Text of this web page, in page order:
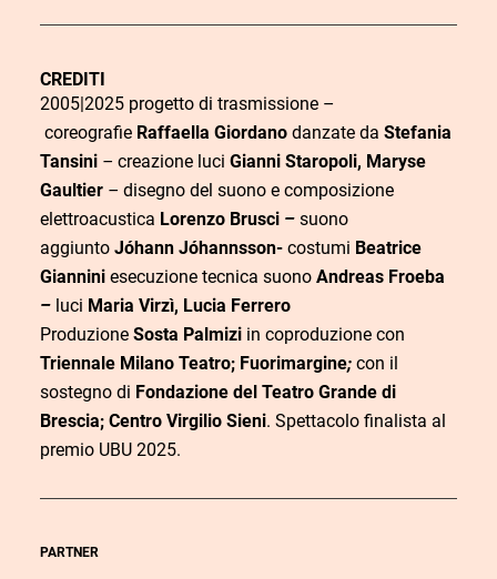
D
a
a
O
r
a
o
s
t
o
n
d
i
a
q
u
i
t
o
CREDITI
2005|2025 progetto di trasmissione –
coreografie Raffaella Giordano danzate da Stefania
Tansini – creazione luci Gianni Staropoli, Maryse
Gaultier – disegno del suono e composizione
elettroacustica Lorenzo Brusci – suono
aggiunto Jóhann Jóhannsson- costumi Beatrice
Giannini esecuzione tecnica suono Andreas Froeba
– luci Maria Virzì, Lucia Ferrero
Produzione Sosta Palmizi in coproduzione con
Triennale Milano Teatro; Fuorimargine; con il
sostegno di Fondazione del Teatro Grande di
Brescia; Centro Virgilio Sieni. Spettacolo finalista al
premio UBU 2025.
PARTNER